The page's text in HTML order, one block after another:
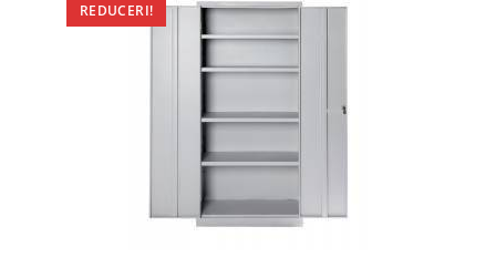
REDUCERI!